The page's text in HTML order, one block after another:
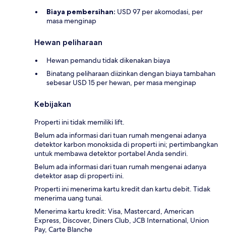
Biaya pembersihan: USD 97 per akomodasi, per
masa menginap
Hewan peliharaan
Hewan pemandu tidak dikenakan biaya
Binatang peliharaan diizinkan dengan biaya tambahan
sebesar USD 15 per hewan, per masa menginap
Kebijakan
Properti ini tidak memiliki lift.
Belum ada informasi dari tuan rumah mengenai adanya
detektor karbon monoksida di properti ini; pertimbangkan
untuk membawa detektor portabel Anda sendiri.
Belum ada informasi dari tuan rumah mengenai adanya
detektor asap di properti ini.
Properti ini menerima kartu kredit dan kartu debit. Tidak
menerima uang tunai.
Menerima kartu kredit: Visa, Mastercard, American
Express, Discover, Diners Club, JCB International, Union
Pay, Carte Blanche